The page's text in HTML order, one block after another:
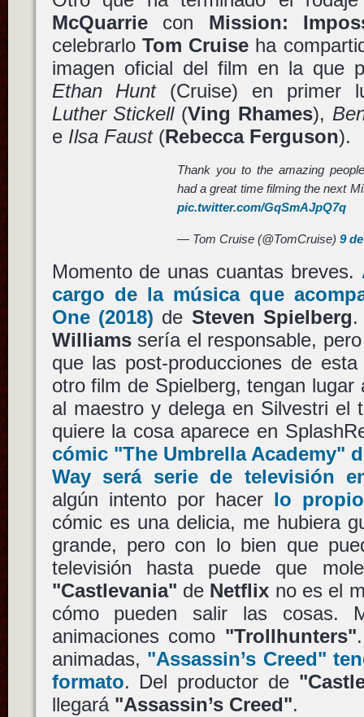
McQuarriecon Mission:
celebrarlo Tom Cruise ha
imagen oficial del film en la que
Ethan Hunt(Cruise) en primer
Luther Stickell(Ving Rhames),
e Ilsa Faust(Rebecca Ferguson).
Thank you to the amazing
had a great time filming the next
pic.twitter.com/GqSmAJpQ7q
— Tom Cruise (@TomCruise)9
Momento de unas cuantas breves.
cargo de la música que
One(2018) de Steven Spielberg.
Williamssería el responsable,
que las post-producciones de
otro film de Spielberg, tengan
al maestro y delega en Silvestri el
quiere la cosa aparece en
cómic "The Umbrella Academy"
Wayserá serie de televisión
algún intento por hacer lo
cómic es una delicia, me hubiera
grande, pero con lo bien que
televisión hasta puede que
"Castlevania" de Netflix no es el
cómo pueden salir las cosas.
animaciones como "Trollhunters"
animadas, "Assassin’s Creed"
formato. Del productor de
llegará "Assassin’s Creed".